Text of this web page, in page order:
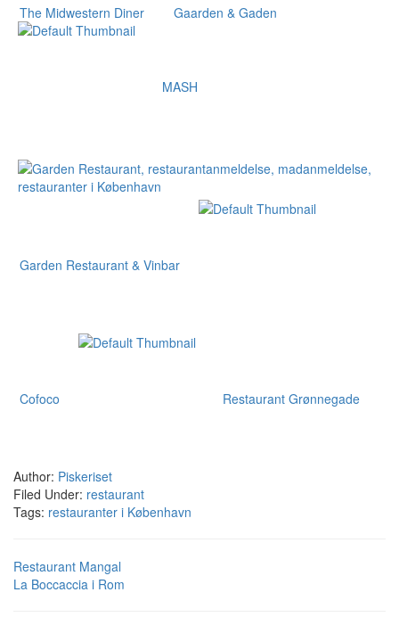
The Midwestern Diner Gaarden & Gaden
MASH
Garden Restaurant & Vinbar
Cofoco Restaurant Grønnegade
Author: Piskeriset
Filed Under: restaurant
Tags: restauranter i København
Restaurant Mangal
La Boccaccia i Rom